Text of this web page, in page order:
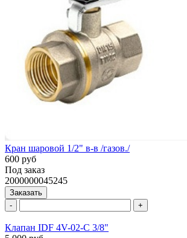
Кран шаровой 1/2" в-в /газов./
600 руб
Под заказ
2000000045245
Заказать
-
+
Клапан IDF 4V-02-C 3/8"